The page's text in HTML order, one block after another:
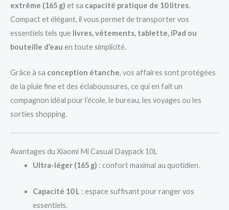
extrême (165 g) et sa capacité pratique de 10 litres.
Compact et élégant, il vous permet de transporter vos
essentiels tels que livres, vêtements, tablette, iPad ou
bouteille d’eau en toute simplicité.
Grâce à sa conception étanche, vos affaires sont protégées
de la pluie fine et des éclaboussures, ce qui en fait un
compagnon idéal pour l’école, le bureau, les voyages ou les
sorties shopping.
Avantages du Xiaomi Mi Casual Daypack 10L
Ultra-léger (165 g) : confort maximal au quotidien.
Capacité 10 L : espace suffisant pour ranger vos
essentiels.